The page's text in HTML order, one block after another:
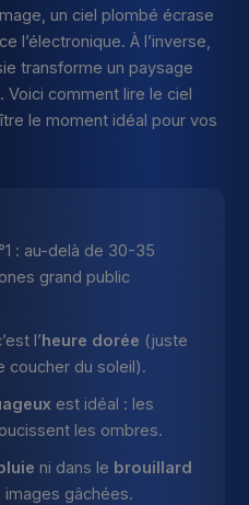
un ciel plombé écrase
l’électronique. À l’inverse,
transforme un paysage
Voici comment lire le ciel
le moment idéal pour vos
: au-delà de 30-35
grand public
l’heure dorée (juste
coucher du soleil).
est idéal : les
les ombres.
ni dans le brouillard
images gâchées.